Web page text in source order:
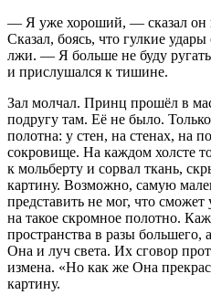
— Я уже хороший, — сказал он
Сказал, боясь, что гулкие
лжи. — Я больше не буду
и прислушался к тишине.
Зал молчал. Принц прошёл в
подругу там. Её не было.
полотна: у стен, на стенах, на
сокровище. На каждом холсте
к мольберту и сорвал ткань,
картину. Возможно, самую
представить не мог, что
на такое скромное полотно.
пространства в разы
Она и луч света. Их сговор
измена. «Но как же Она
картину.